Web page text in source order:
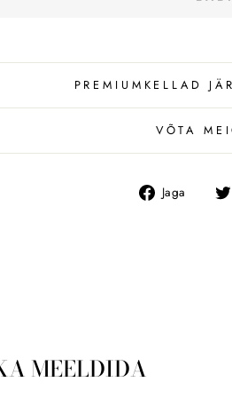
PREMIUMKELLAD
VÕTA
Jaga
Jaga
MEELDIDA